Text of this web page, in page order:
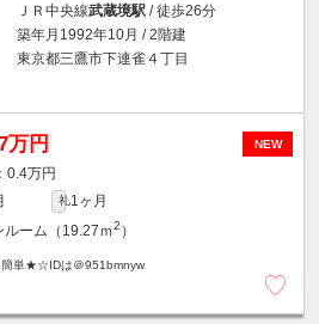
ＪＲ中央線武蔵境駅 / 徒歩26分
築年月1992年10月 / 2階建
東京都三鷹市下連雀４丁目
NEW
万円
0.4万円
礼1ヶ月
ルーム（19.27ｍ2 ）
簡単★☆IDは＠951bmnyw